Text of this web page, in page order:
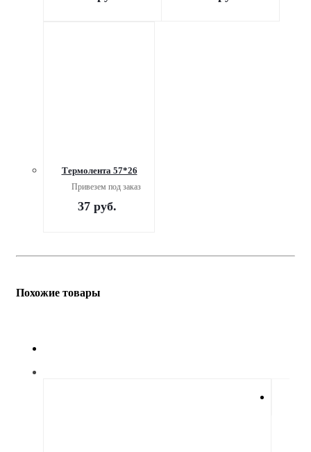
Термолента 57*26
Привезем под заказ
37руб.
Похожие товары